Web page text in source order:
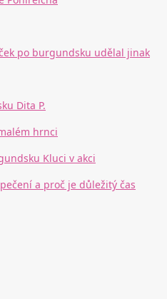
po burgundsku udělal jinak
Dita P.
hrnci
Kluci v akci
a proč je důležitý čas